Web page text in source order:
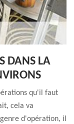
DANS LA
qu'il faut
cela va
d'opération, il